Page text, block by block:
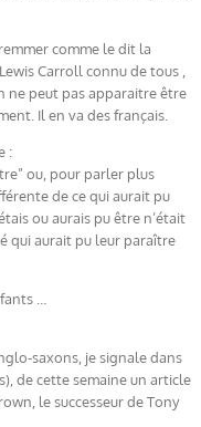
comme le dit la
Carroll connu de tous ,
ne peut pas apparaitre être
Il en va des français.
:
ou, pour parler plus
de ce qui aurait pu
ou aurais pu être n’était
qui aurait pu leur paraître
…
saxons, je signale dans
de cette semaine un article
le successeur de Tony